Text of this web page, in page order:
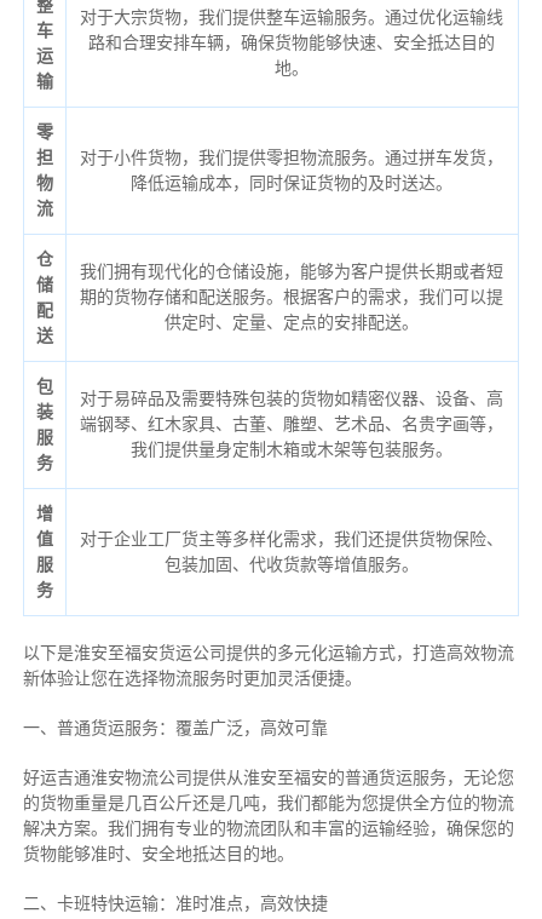
整
车
运
输
对于大宗货物，我们提供整车运输服务。通过优化运输线
路和合理安排车辆，确保货物能够快速、安全抵达目的
地。
零
担
物
流
对于小件货物，我们提供零担物流服务。通过拼车发货，
降低运输成本，同时保证货物的及时送达。
仓
储
配
送
我们拥有现代化的仓储设施，能够为客户提供长期或者短
期的货物存储和配送服务。根据客户的需求，我们可以提
供定时、定量、定点的安排配送。
包
装
服
务
对于易碎品及需要特殊包装的货物如精密仪器、设备、高
端钢琴、红木家具、古董、雕塑、艺术品、名贵字画等，
我们提供量身定制木箱或木架等包装服务。
增
值
服
务
对于企业工厂货主等多样化需求，我们还提供货物保险、
包装加固、代收货款等增值服务。
以下是淮安至福安货运公司提供的多元化运输方式，打造高效物流
新体验让您在选择物流服务时更加灵活便捷。
一、普通货运服务：覆盖广泛，高效可靠
好运吉通淮安物流公司提供从淮安至福安的普通货运服务，无论您
的货物重量是几百公斤还是几吨，我们都能为您提供全方位的物流
解决方案。我们拥有专业的物流团队和丰富的运输经验，确保您的
货物能够准时、安全地抵达目的地。
二、卡班特快运输：准时准点，高效快捷